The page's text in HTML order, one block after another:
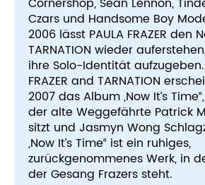
Czars und Handsome Boy
2006 lässt PAULA FRAZER den
TARNATION wieder
ihre Solo-Identität aufzugeben.
FRAZER and TARNATION
2007 das Album „Now It’s
der alte Weggefährte Patrick
sitzt und Jasmyn Wong
„Now It’s Time“ ist ein ruhiges,
zurückgenommenes Werk, in
der Gesang Frazers steht.